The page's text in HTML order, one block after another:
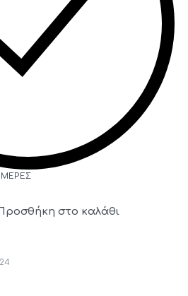
στο καλάθι